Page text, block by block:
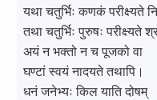
यथा चतुर्भिः कणकं परीक्ष्यते
तथा चतुर्भिः पुरुषः
अयं न भक्तो न च पूजको वा
घण्टां स्वयं नादयते तथापि।
धनं जनेभ्यः किल याति दोषम्